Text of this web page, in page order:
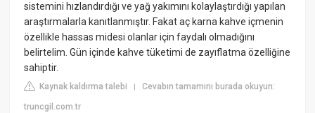
sistemini hızlandırdığı ve yağ yakımını kolaylaştırdığı yapılan
araştırmalarla kanıtlanmıştır. Fakat aç karna kahve içmenin
özellikle hassas midesi olanlar için faydalı olmadığını
belirtelim. Gün içinde kahve tüketimi de zayıflatma özelliğine
sahiptir.
Kaynak kaldırma talebi |Cevabın tamamını burada okuyun:
truncgil.com.tr